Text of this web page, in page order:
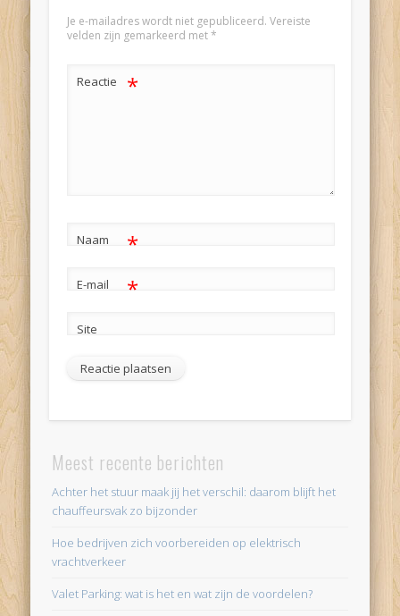
Je e-mailadres wordt niet gepubliceerd. Vereiste
velden zijn gemarkeerd met*
Reactie *
Naam *
E-mail *
Site
Meest recente berichten
Achter het stuur maak jij het verschil: daarom blijft het
chauffeursvak zo bijzonder
Hoe bedrijven zich voorbereiden op elektrisch
vrachtverkeer
Valet Parking: wat is het en wat zijn de voordelen?